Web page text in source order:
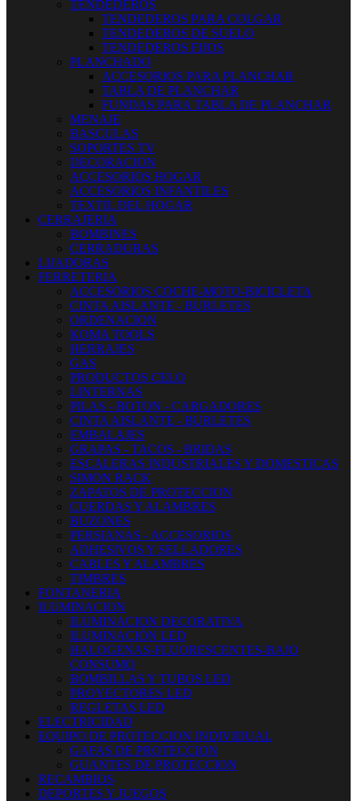
TENDEDEROS
TENDEDEROS PARA COLGAR
TENDEDEROS DE SUELO
TENDEDEROS FIJOS
PLANCHADO
ACCESORIOS PARA PLANCHAR
TABLA DE PLANCHAR
FUNDAS PARA TABLA DE PLANCHAR
MENAJE
BASCULAS
SOPORTES TV
DECORACION
ACCESORIOS HOGAR
ACCESORIOS INFANTILES
TEXTIL DEL HOGAR
CERRAJERIA
BOMBINES
CERRADURAS
LIJADORAS
FERRETERIA
ACCESORIOS COCHE-MOTO-BICICLETA
CINTA AISLANTE - BURLETES
ORDENACION
KOMA TOOLS
HERRAJES
GAS
PRODUCTOS CELO
LINTERNAS
PILAS - BOTON - CARGADORES
CINTA AISLANTE - BURLETES
EMBALAJES
GRAPAS - TACOS - BRIDAS
ESCALERAS INDUSTRIALES Y DOMESTICAS
SIMON RACK
ZAPATOS DE PROTECCION
CUERDAS Y ALAMBRES
BUZONES
PERSIANAS - ACCESORIOS
ADHESIVOS Y SELLADORES
CABLES Y ALAMBRES
TIMBRES
FONTANERIA
ILUMINACION
ILUMINACION DECORATIVA
ILUMINACIÓN LED
HALOGENAS-FLUORESCENTES-BAJO
CONSUMO
BOMBILLAS Y TUBOS LED
PROYECTORES LED
REGLETAS LED
ELECTRICIDAD
EQUIPO DE PROTECCION INDIVIDUAL
GAFAS DE PROTECCION
GUANTES DE PROTECCION
RECAMBIOS
DEPORTES Y JUEGOS